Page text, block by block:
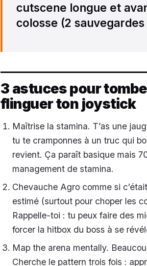
cutscene longue et
colosse (2
3 astuces pour
flinguer ton joystick
Maîtrise la stamina. T’as une
tu te cramponnes à un truc qui
revient. Ça paraît basique mais
management de stamina.
Chevauche Agro comme si
estimé (surtout pour choper les
Rappelle-toi : tu peux faire des
forcer la hitbox du boss à se
Map the arena mentally.
Cherche le pattern trois fois :